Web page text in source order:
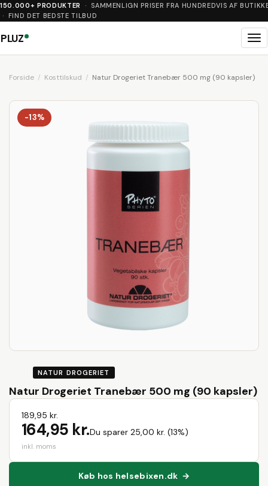
150.000+ PRODUKTER
· SAMMENLIGN PRISER FRA HUNDREDVIS AF
· FIND DET BEDSTE TILBUD
PLUZ
Forside Kosttilskud Natur Drogeriet Tranebær 500 mg (90 kapsler)
-13%
NATUR DROGERIET
Natur Drogeriet Tranebær 500 mg (90 kapsler)
189,95 kr.
164,95 kr.Du sparer 25,00 kr. (13%)
inkl. moms
Køb hos helsebixen.dk →